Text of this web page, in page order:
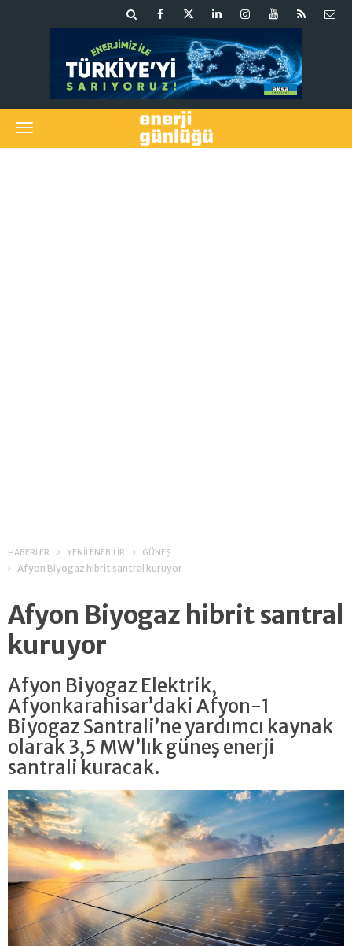
HABERLER YENİLENEBİLİR GÜNEŞ
Afyon Biyogaz hibrit santral kuruyor
Afyon Biyogaz hibrit santral
kuruyor
Afyon Biyogaz Elektrik,
Afyonkarahisar’daki Afyon-1
Biyogaz Santrali’ne yardımcı kaynak
olarak 3,5 MW’lık güneş enerji
santrali kuracak.